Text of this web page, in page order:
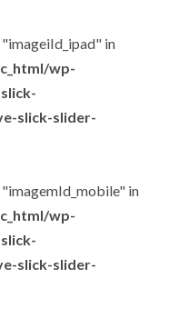
in
wp-
slick-slider-
in
wp-
slick-slider-